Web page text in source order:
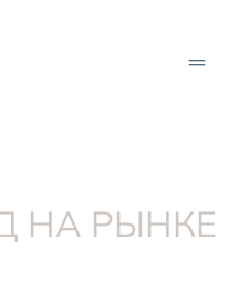
НА РЫНКЕ